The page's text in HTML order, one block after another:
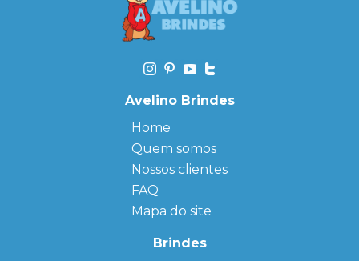
Avelino Brindes
Home
Quem somos
Nossos clientes
FAQ
Mapa do site
Brindes